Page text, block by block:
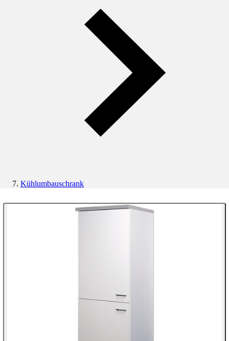
Kühlumbauschrank